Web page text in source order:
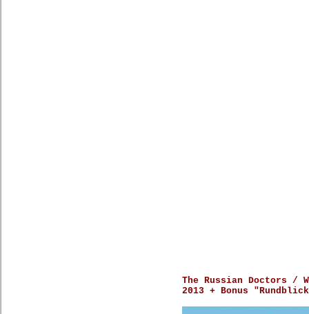
The Russian Doctors /
2013 + Bonus